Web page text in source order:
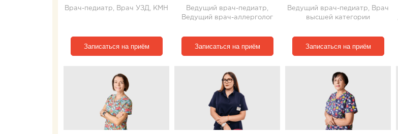
Врач-педиатр, Врач УЗД, КМН
Записаться на приём
Ведущий врач-педиатр,
Ведущий врач-аллерголог
Записаться на приём
Ведущий врач-педиатр, Врач
высшей категории
Записаться на приём